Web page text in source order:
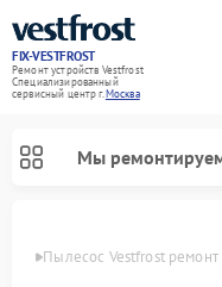
FIX-VESTFROST
Ремонт устройств Vestfrost
Специализированный
cервисный центр г.Москва
Мы
Пылесос Vestfrost